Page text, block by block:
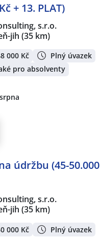
+ 13. PLAT)
s.r.o.
jih (35 km)
000 Kč
Plný úvazek
pro absolventy
údržbu (45-50.000
s.r.o.
jih (35 km)
000 Kč Plný úvazek